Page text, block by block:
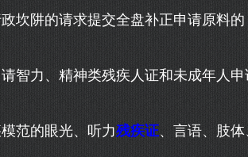
坎阱的请求提交全盘补正申请原料的
力、精神类残疾人证和未成年人申
范的眼光、听力残疾证、言语、肢